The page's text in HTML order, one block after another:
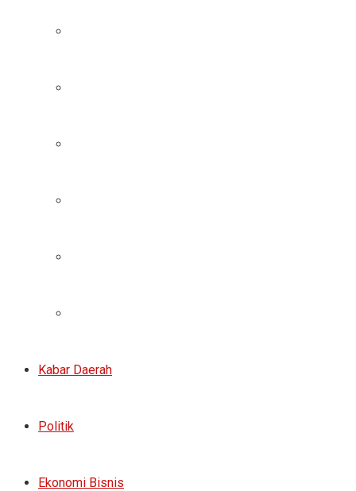
Kabar Daerah
Politik
Ekonomi Bisnis